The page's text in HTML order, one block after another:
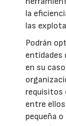
la
las
Podrán
entidades
en su
requisitos
entre
pequeña